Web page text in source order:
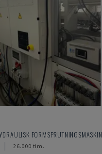
FORMSPRUTNINGSMASKIN
26.000 tim.